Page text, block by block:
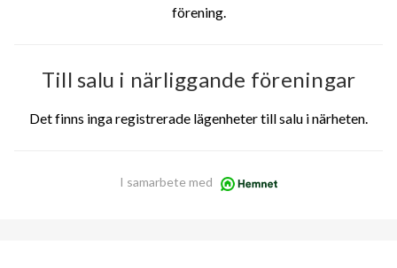
förening.
Till salu i närliggande föreningar
Det finns inga registrerade lägenheter till salu i närheten.
I samarbete med